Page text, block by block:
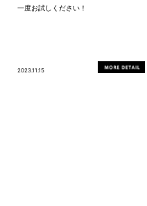
一度お試しください！
2023.11.15